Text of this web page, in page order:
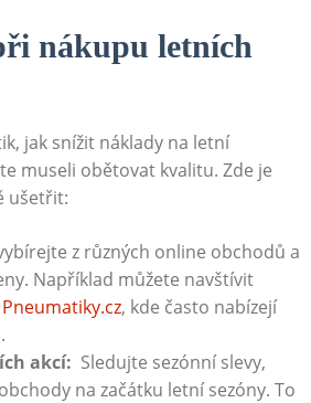
nákupu letních
jak snížit náklady na ‌letní‍
museli obětovat kvalitu.​ Zde je
ušetřit:
z‍ různých online obchodů a
Například můžete ‍navštívit
Pneumatiky.cz, kde často ‌nabízejí
⁤akcí: ⁤ Sledujte sezónní⁤ slevy,
⁢na začátku ​letní sezóny. To